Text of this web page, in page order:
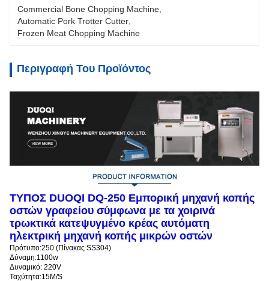
Commercial Bone Chopping Machine
Automatic Pork Trotter Cutter
Frozen Meat Chopping Machine
Περιγραφή Του Προϊόντος
ΤΥΠΟΣ DUOQI DQ-250 Εμπορική μηχανή κοπής
οστών γραφείου σύμφωνα με τα χοιρινά
τρωκτικά κατεψυγμένο κρέας αυτόματη
ηλεκτρική μηχανή κοπής μικρών οστών
Πρότυπο:250 (Πίνακας SS304)
Δύναμη:1100w
Δυναμικό: 220V
Ταχύτητα:15M/S